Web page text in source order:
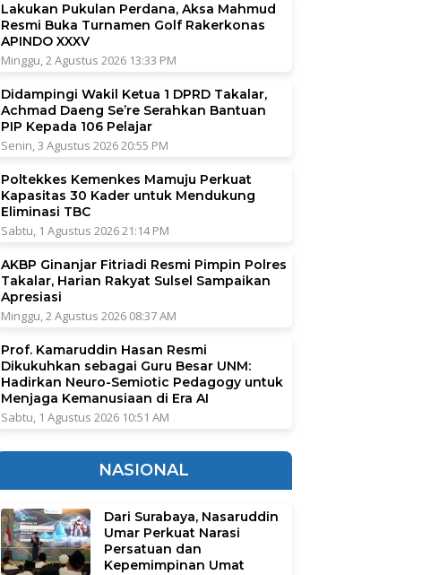
Lakukan Pukulan Perdana, Aksa Mahmud
Resmi Buka Turnamen Golf Rakerkonas
APINDO XXXV
Minggu, 2 Agustus 2026 13:33 PM
Didampingi Wakil Ketua 1 DPRD Takalar,
Achmad Daeng Se’re Serahkan Bantuan
PIP Kepada 106 Pelajar
Senin, 3 Agustus 2026 20:55 PM
Poltekkes Kemenkes Mamuju Perkuat
Kapasitas 30 Kader untuk Mendukung
Eliminasi TBC
Sabtu, 1 Agustus 2026 21:14 PM
AKBP Ginanjar Fitriadi Resmi Pimpin Polres
Takalar, Harian Rakyat Sulsel Sampaikan
Apresiasi
Minggu, 2 Agustus 2026 08:37 AM
Prof. Kamaruddin Hasan Resmi
Dikukuhkan sebagai Guru Besar UNM:
Hadirkan Neuro-Semiotic Pedagogy untuk
Menjaga Kemanusiaan di Era AI
Sabtu, 1 Agustus 2026 10:51 AM
NASIONAL
Dari Surabaya, Nasaruddin
Umar Perkuat Narasi
Persatuan dan
Kepemimpinan Umat